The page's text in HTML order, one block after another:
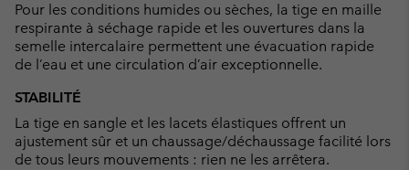
Pour les conditions humides ou sèches, la tige en maille
respirante à séchage rapide et les ouvertures dans la
semelle intercalaire permettent une évacuation rapide
de l’eau et une circulation d’air exceptionnelle.
STABILITÉ
La tige en sangle et les lacets élastiques offrent un
ajustement sûr et un chaussage/déchaussage facilité lors
de tous leurs mouvements : rien ne les arrêtera.